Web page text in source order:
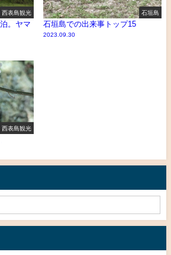
西表島観光
。ヤマ
石垣島
石垣島での出来事トップ15
2023.09.30
西表島観光